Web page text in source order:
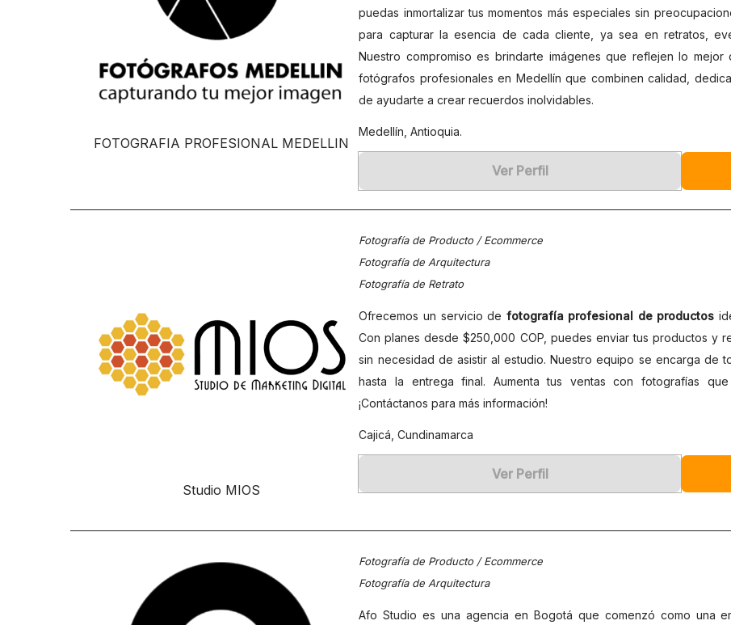
FOTOGRAFIA PROFESIONAL MEDELLIN
puedas inmortalizar tus momentos más especiales sin
para capturar la esencia de cada cliente, ya sea en retratos,
Nuestro compromiso es brindarte imágenes que reflejen lo
fotógrafos profesionales en Medellín que combinen calidad,
de ayudarte a crear recuerdos inolvidables.
Medellín, Antioquia.
Ver Perfil
Studio MIOS
Fotografía de Producto / Ecommerce
Fotografía de Arquitectura
Fotografía de Retrato
Ofrecemos un servicio de fotografía profesional de productos
Con planes desde $250,000 COP, puedes enviar tus productos y
sin necesidad de asistir al estudio. Nuestro equipo se encarga
hasta la entrega final. Aumenta tus ventas con fotografías
¡Contáctanos para más información!
Cajicá, Cundinamarca
Ver Perfil
Fotografía de Producto / Ecommerce
Fotografía de Arquitectura
Afo Studio es una agencia en Bogotá que comenzó como una